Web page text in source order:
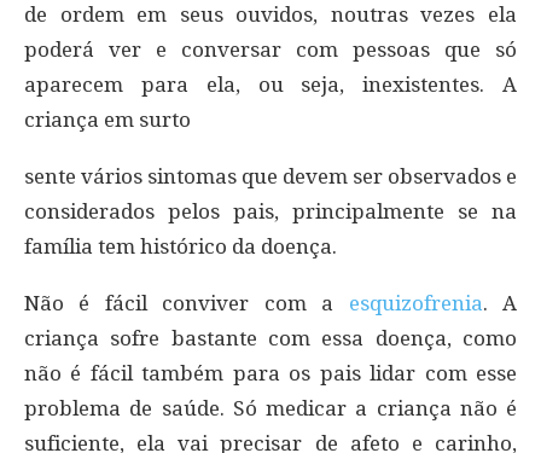
de ordem em seus ouvidos, noutras vezes ela
poderá ver e conversar com pessoas que só
aparecem para ela, ou seja, inexistentes. A
criança em surto
sente vários sintomas que devem ser observados e
considerados pelos pais, principalmente se na
família tem histórico da doença.
Não é fácil conviver com a esquizofrenia. A
criança sofre bastante com essa doença, como
não é fácil também para os pais lidar com esse
problema de saúde. Só medicar a criança não é
suficiente, ela vai precisar de afeto e carinho,